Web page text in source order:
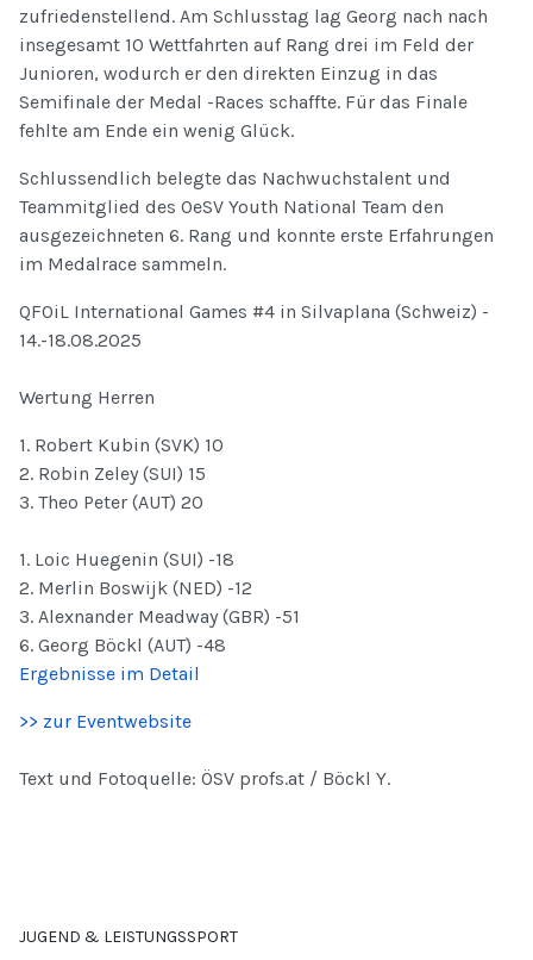
zufriedenstellend. Am Schlusstag lag Georg nach nach
insegesamt 10 Wettfahrten auf Rang drei im Feld der
Junioren, wodurch er den direkten Einzug in das
Semifinale der Medal -Races schaffte. Für das Finale
fehlte am Ende ein wenig Glück.
Schlussendlich belegte das Nachwuchstalent und
Teammitglied des OeSV Youth National Team den
ausgezeichneten 6. Rang und konnte erste Erfahrungen
im Medalrace sammeln.
QFOiL International Games #4 in Silvaplana (Schweiz) -
14.-18.08.2025
Wertung Herren
1. Robert Kubin (SVK) 10
2. Robin Zeley (SUI) 15
3. Theo Peter (AUT) 20
1. Loic Huegenin (SUI) -18
2. Merlin Boswijk (NED) -12
3. Alexnander Meadway (GBR) -51
6. Georg Böckl (AUT) -48
Ergebnisse im Detail
>> zur Eventwebsite
Text und Fotoquelle: ÖSV profs.at / Böckl Y.
JUGEND & LEISTUNGSSPORT